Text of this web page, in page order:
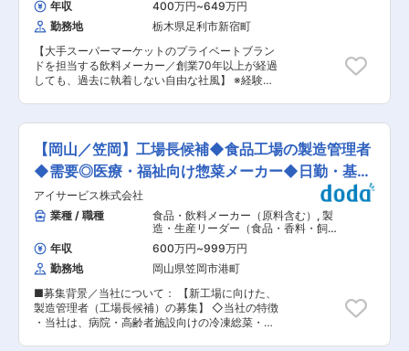
応する事が求められます。その搾りたての牛乳を
美味しい状態で消費者に届けれるよう酪農地に工
場があり(早い)、最適な殺菌法、仕入れと供給の
バランスで高品質を保っています。 ・基本的なク
レーム等は直販店などで対応していきますので、
製造関係の業務に集中をしていただけます。 変更
ブル発生時の迅速な対応、現場の安全確保 ・経営
層や他部門との連携による工場運営の最適化 ■扱
うサービス 食肉加工品の開発・製造・販売、やわ
らか畜肉食品（高齢者向け）、業務用・簡便調理
食品、惣菜・加熱食品などを製造しています。 ■
組織構成 作業スタッフや品質管理担当などと連携
し、チームワークを重視した職場環境です。 ■業
れており、従業員が働きやすい環境が整っていま
す。 ■就業環境 土日休み、残業は月平均20時間
程度。社員旅行やBBQなど福利厚生も充実してい
ます。 ■想定されるキャリアパス 工場長候補と
してご入社後、将来的には工場運営の中心とな
り、マネジメント経験や幹部職へのキャリアアッ
つつ、グループ力と確かな技術力で安心・安全な
食品を安定供給。働きやすく成長できる職場で
す。 変更の範囲：会社の定める業務
（食品・香料・飼料）
年収 400万円~649万円
勤務地
栃木県足利市新宿町
【大手スーパーマーケットのプライベートブラン
ドを担当する飲料メーカー／創業70年以上が経過
しても、過去に執着しない自由な社風】 ※経験や
容： 本社や協力会社との渉外、その他管理業務な
ど、幅広い業務をお任せし、現場への調整や積極
的なアプローチをお願いします。 工場内の管理部
門の責任者として、生産管理・購買管理・労務管
理・請求書対応・庶務業務など幅広い業務をプレ
イングマネージャーとしてマネジメントいただき
ます。 年々生産数量・出荷数量が増加するに中
で、製造スタッフや物流スタッフが生産・出荷に
集中できるよう、バックアップ部門ととして献身
的にサポートいただきます。 工場内はもちろん、
本社管理部門や取引先とも連絡を取り、協力し業
務を遂行いただきます。工場全スタッフがより働
きやすい環境を実現できるようにご尽力いただき
ます。 ■具体的な業務詳細： ・生産管理、在庫
管理、帳票管理、棚卸作業 ・原料や資材の発注業
務や管理 ・人員管理、メンバーの教育 ・安全衛
【岡山／笠岡】工場長候補◆食品工場の製造管理者
◆需要◎医療・福祉向け惣菜メーカー◆日勤・基本
土日休
アイサービス株式会社
業種 / 職種
食品・飲料メーカー（原料含む） , 製
造・生産リーダー（食品・香料・飼
料） 工場長（食品・香料・飼料）
年収 600万円~999万円
勤務地
岡山県笠岡市港町
■募集背景／当社について： 【新工場に向けた、
製造管理者（工場長候補）の募集】 ◇当社の特徴
・当社は、病院・高齢者施設向けの冷凍総菜・冷